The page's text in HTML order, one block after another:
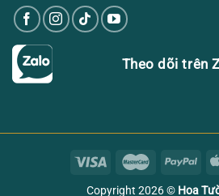
Theo dõi trên
Copyright 2026 © Hoa